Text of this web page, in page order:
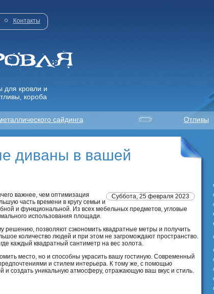
Контакты
для кровли и
короба
сайдинга Отливы
диваны в вашей
Суббота, 25 февраля 2023
важнее, чем оптимизация
часть времени в кругу семьи и
и функциональной. Из всех мебельных предметов, угловые
использования площади.
решению, позволяют сэкономить квадратные метры и получить
количество людей и при этом не загромождают пространство.
каждый квадратный сантиметр на вес золота.
место, но и способны украсить вашу гостиную. Современный
и стилем интерьера. К тому же, с помощью
и создать уникальную атмосферу, отражающую ваш вкус и стиль.